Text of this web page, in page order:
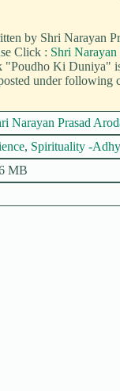
by Shri Narayan
Click : Shri Narayan
Ki Duniya"
under following
Narayan Prasad
, Spirituality -
MB